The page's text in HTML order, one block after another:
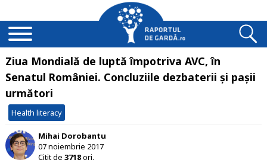
Ziua Mondială de luptă împotriva AVC, în
Senatul României. Concluziile dezbaterii și pașii
următori
Health literacy
Mihai Dorobantu
07 noiembrie 2017
Citit de 3718ori.